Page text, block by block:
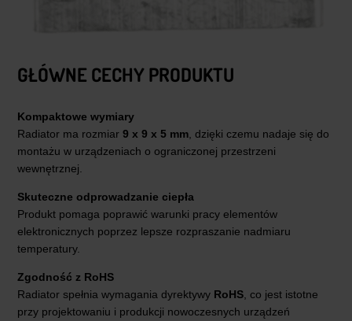
GŁÓWNE CECHY PRODUKTU
Kompaktowe wymiary
Radiator ma rozmiar 9 x 9 x 5 mm , dzięki czemu nadaje się do
montażu w urządzeniach o ograniczonej przestrzeni
wewnętrznej.
Skuteczne odprowadzanie ciepła
Produkt pomaga poprawić warunki pracy elementów
elektronicznych poprzez lepsze rozpraszanie nadmiaru
temperatury.
Zgodność z RoHS
Radiator spełnia wymagania dyrektywy RoHS , co jest istotne
przy projektowaniu i produkcji nowoczesnych urządzeń